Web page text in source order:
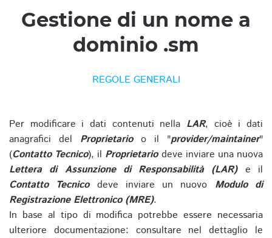
Gestione di un nome a
dominio .sm
REGOLE GENERALI
Per modificare i dati contenuti nella LAR, cioè i dati
anagrafici del Proprietarioo il "provider/maintainer"
(Contatto Tecnico), il Proprietariodeve inviare una nuova
Lettera di Assunzione di Responsabilità (LAR)e il
Contatto Tecnicodeve inviare un nuovo Modulo di
Registrazione Elettronico (MRE).
In base al tipo di modifica potrebbe essere necessaria
ulteriore documentazione: consultare nel dettaglio le